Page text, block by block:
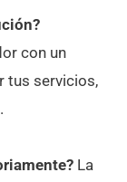
con un
tus servicios,
La